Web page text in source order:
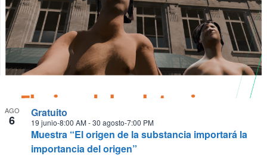
AGO
6
Muestra “El origen de la substancia importará la
importancia del origen”
19 junio-8:00 AM-30 agosto-7:00 PM
Gratuito